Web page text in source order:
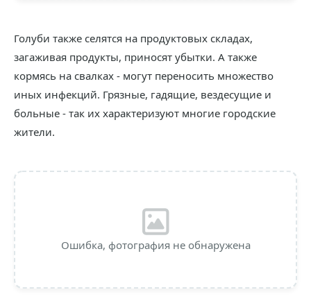
Голуби также селятся на продуктовых складах,
загаживая продукты, приносят убытки. А также
кормясь на свалках - могут переносить множество
иных инфекций. Грязные, гадящие, вездесущие и
больные - так их характеризуют многие городские
жители.
Ошибка, фотография не обнаружена